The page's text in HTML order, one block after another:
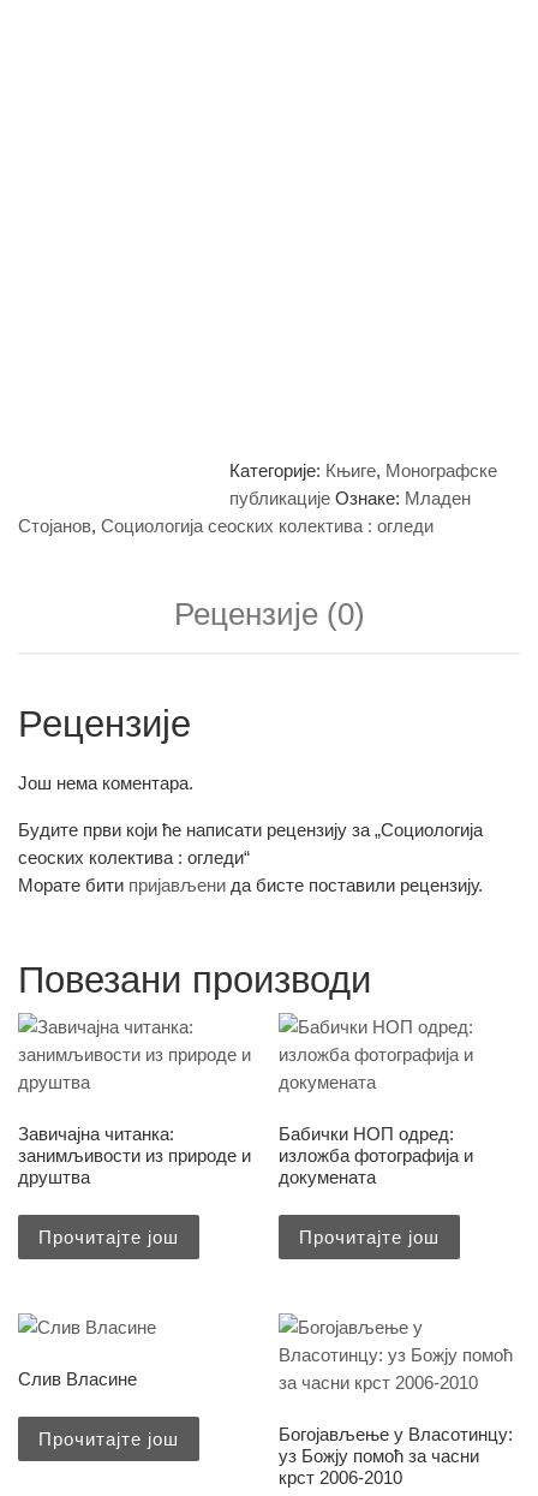
Категорије: Књиге, Монографске
публикације Ознаке: Младен
Стојанов, Социологија сеоских колектива : огледи
Рецензије (0)
Рецензије
Још нема коментара.
Будите први који ће написати рецензију за „Социологија
сеоских колектива : огледи“
Морате бити пријављени да бисте поставили рецензију.
Повезани производи
Завичајна читанка:
занимљивости из природе и
друштва
Прочитајте још
Бабички НОП одред:
изложба фотографија и
докумената
Прочитајте још
Слив Власине
Прочитајте још
Богојављење у Власотинцу:
уз Божју помоћ за часни
крст 2006-2010